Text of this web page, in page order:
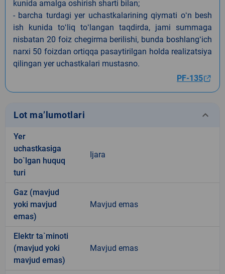
kunida amalga oshirish sharti bilan;
- barcha turdagi yer uchastkalarining qiymati oʻn besh
ish kunida toʻliq toʻlangan taqdirda, jami summaga
nisbatan 20 foiz chegirma berilishi, bunda boshlangʻich
narxi 50 foizdan ortiqqa pasaytirilgan holda realizatsiya
qilingan yer uchastkalari mustasno.
PF-135
Lot ma’lumotlari keyboard_arrow_down
Yer
uchastkasiga
bo`lgan huquq
turi
Ijara
Gaz (mavjud
yoki mavjud
emas)
Mavjud emas
Elektr ta`minoti
(mavjud yoki
mavjud emas)
Mavjud emas